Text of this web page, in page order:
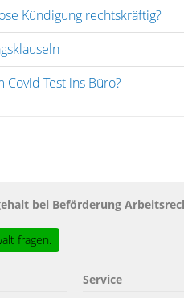
Kündigung rechtskräftig?
Covid-Test ins Büro?
bei Beförderung
fragen.
Service